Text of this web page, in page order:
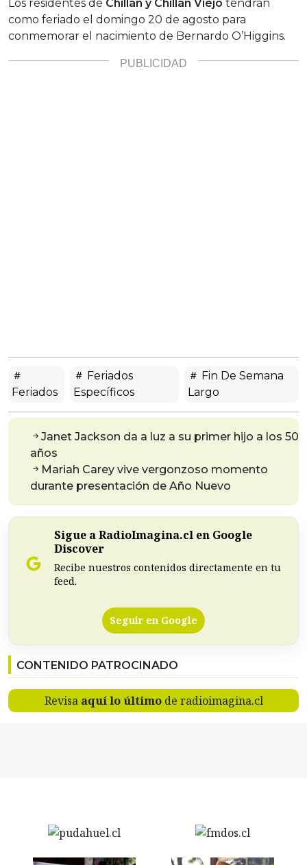
Los residentes de Chillán y Chillán Viejo tendrán
como feriado el domingo 20 de agosto para
conmemorar el nacimiento de Bernardo O’Higgins.
Feriados
Feriados
Específicos
Fin De Semana
Largo
Janet Jackson da a luz a su primer hijo a los 50
años
Mariah Carey vive vergonzoso momento
durante presentación de Año Nuevo
Sigue a RadioImagina.cl en Google
Discover
Recibe nuestros contenidos directamente en tu
feed.
Seguir en Google
CONTENIDO PATROCINADO
Revisa aquí lo últimode radioimagina.cl